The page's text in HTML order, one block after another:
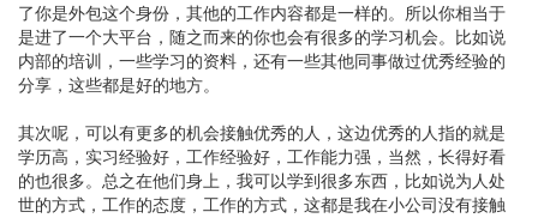
了你是外包这个身份，其他的工作内容都是一样的。所以你相当于
是进了一个大平台，随之而来的你也会有很多的学习机会。比如说
内部的培训，一些学习的资料，还有一些其他同事做过优秀经验的
分享，这些都是好的地方。
其次呢，可以有更多的机会接触优秀的人，这边优秀的人指的就是
学历高，实习经验好，工作经验好，工作能力强，当然，长得好看
的也很多。总之在他们身上，我可以学到很多东西，比如说为人处
世的方式，工作的态度，工作的方式，这都是我在小公司没有接触